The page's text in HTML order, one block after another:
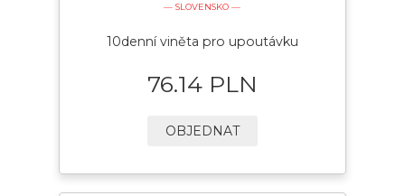
— SLOVENSKO —
10denní viněta pro upoutávku
76.14 PLN
OBJEDNAT